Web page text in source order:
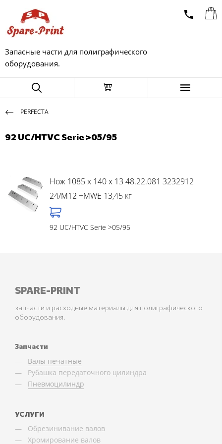
Запасные части для полиграфического
оборудования.
PERFECTA
92 UC/HTVC Serie >05/95
Нож 1085 x 140 x 13 48.22.081 3232912
24/M12 +MWE 13,45 кг
92 UC/HTVC Serie >05/95
SPARE-PRINT
запчасти и расходные материалы для полиграфического
оборудования.
Запчасти
Валы печатные
Рубашка передаточного цилиндра
Пневмоцилиндр
УСЛУГИ
Обрезинивание валов
Хромирование валов